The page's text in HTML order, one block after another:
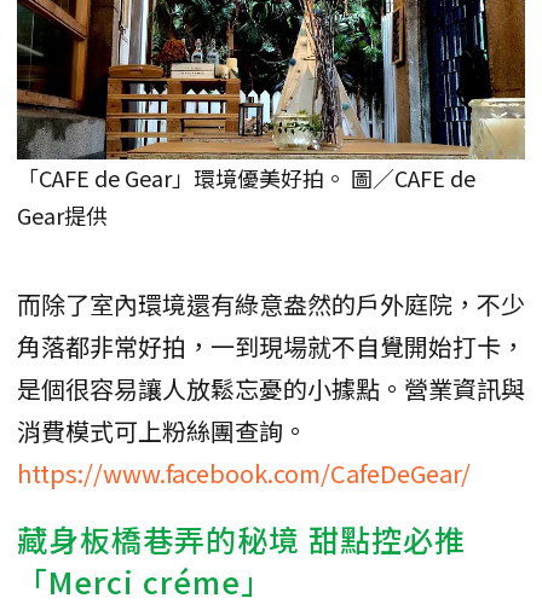
「CAFE de Gear」環境優美好拍。 圖／CAFE de
Gear提供
而除了室內環境還有綠意盎然的戶外庭院，不少
角落都非常好拍，一到現場就不自覺開始打卡，
是個很容易讓人放鬆忘憂的小據點。營業資訊與
消費模式可上粉絲團查詢。
https://www.facebook.com/CafeDeGear/
藏身板橋巷弄的秘境 甜點控必推
「Merci créme」